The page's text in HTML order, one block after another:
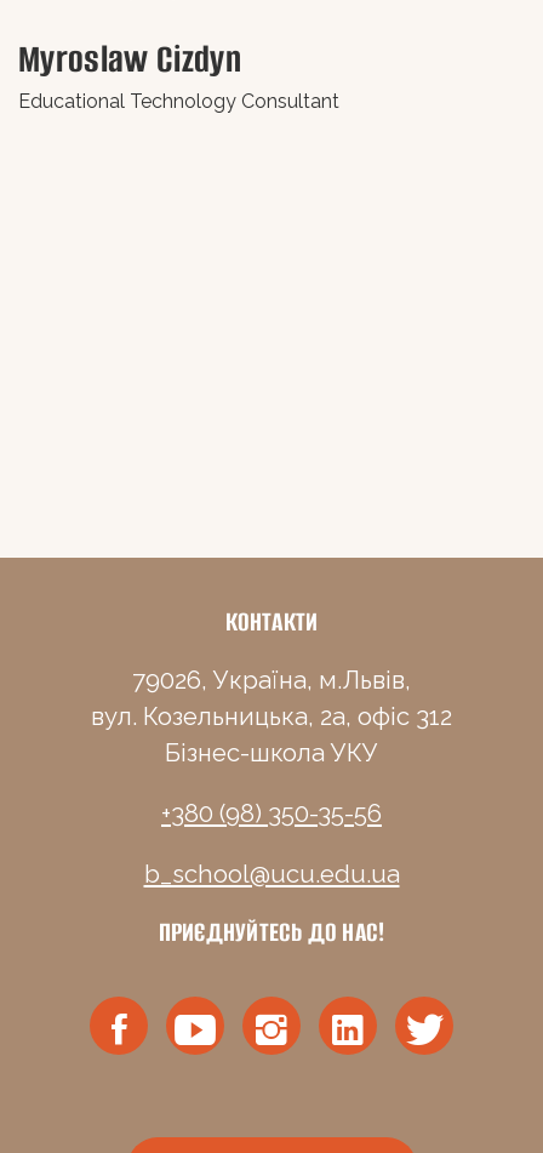
Myroslaw Cizdyn
Educational Technology Consultant
КОНТАКТИ
79026, Україна, м.Львів,
вул. Козельницька, 2а, офіс 312
Бізнес-школа УКУ
+380 (98) 350-35-56
b_school@ucu.edu.ua
ПРИЄДНУЙТЕСЬ ДО НАС!